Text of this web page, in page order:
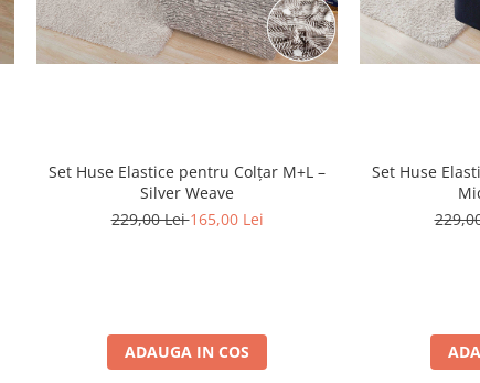
Set Huse Elastice pentru Colțar M+L –
Silver Weave
229,00 Lei165,00 Lei
ADAUGA IN COS
Set Huse